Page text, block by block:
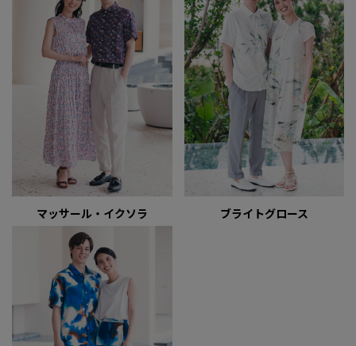
マッサール・イクソラ ブライトグロース